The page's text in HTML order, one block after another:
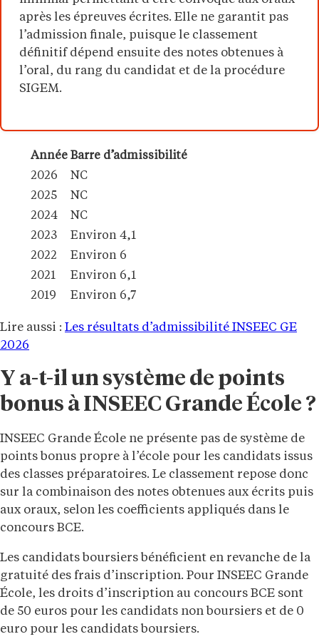
après les épreuves écrites. Elle ne garantit pas
l’admission finale, puisque le classement
définitif dépend ensuite des notes obtenues à
l’oral, du rang du candidat et de la procédure
SIGEM.
Année Barre d’admissibilité
2026
NC
2025
NC
2024
NC
2023
Environ 4,1
2022
Environ 6
2021
Environ 6,1
2019
Environ 6,7
Lire aussi : Les résultats d’admissibilité INSEEC GE
2026
Y a-t-il un système de points
bonus à INSEEC Grande École ?
INSEEC Grande École ne présente pas de système de
points bonus propre à l’école pour les candidats issus
des classes préparatoires. Le classement repose donc
sur la combinaison des notes obtenues aux écrits puis
aux oraux, selon les coefficients appliqués dans le
concours BCE.
Les candidats boursiers bénéficient en revanche de la
gratuité des frais d’inscription. Pour INSEEC Grande
École, les droits d’inscription au concours BCE sont
de 50 euros pour les candidats non boursiers et de 0
euro pour les candidats boursiers.